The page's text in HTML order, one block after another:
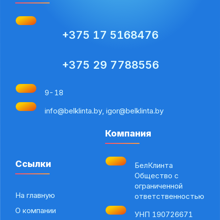
+375 17 5168476
+375 29 7788556
9-18
info@belklinta.by, igor@belklinta.by
Ссылки
На главную
О компании
Компания
БелКлинта
Общество с
ограниченной
ответственностью
УНП 190726671